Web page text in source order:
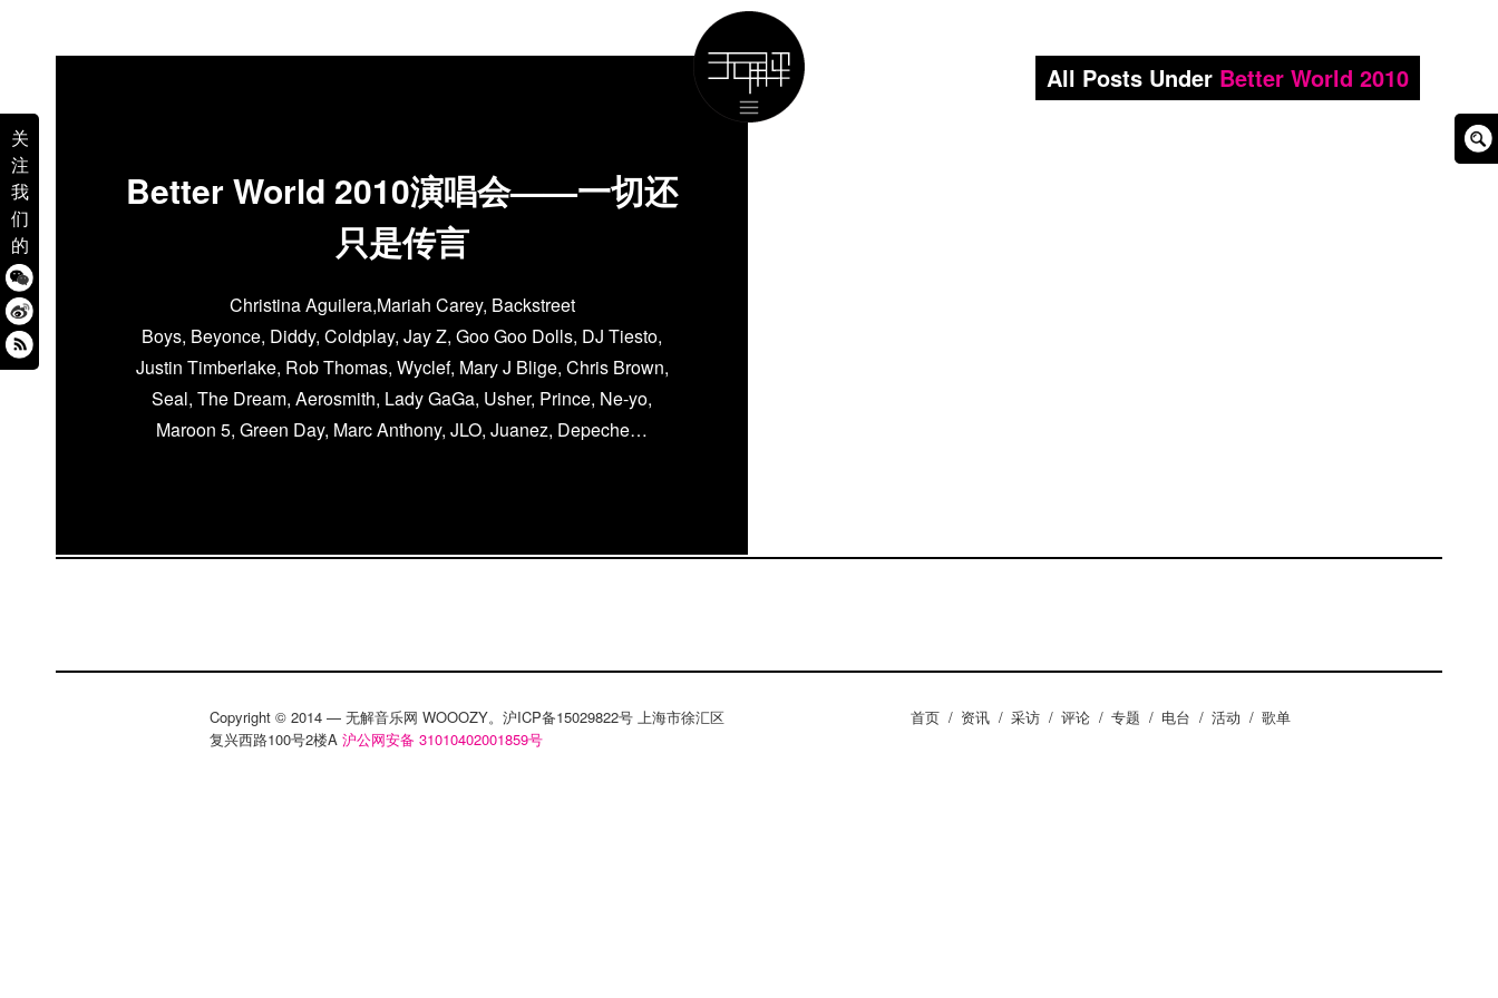
关
注
我
们
的
All Posts Under Better World 2010
Better World 2010演唱会——一切还
只是传言
Christina Aguilera,Mariah Carey, Backstreet
Boys, Beyonce, Diddy, Coldplay, Jay Z, Goo Goo Dolls, DJ Tiesto,
Justin Timberlake, Rob Thomas, Wyclef, Mary J Blige, Chris Brown,
Seal, The Dream, Aerosmith, Lady GaGa, Usher, Prince, Ne-yo,
Maroon 5, Green Day, Marc Anthony, JLO, Juanez, Depeche…
Copyright © 2014 — 无解音乐网 WOOOZY。沪ICP备15029822号 上海市徐汇区
复兴西路100号2楼A 沪公网安备 31010402001859号
首页 / 资讯 / 采访 / 评论 / 专题 / 电台 / 活动 / 歌单